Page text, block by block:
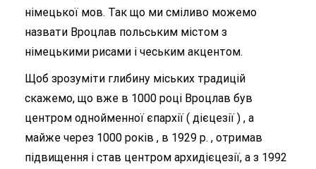
німецької мов. Так що ми сміливо можемо
назвати Вроцлав польським містом з
німецькими рисами і чеським акцентом.
Щоб зрозуміти глибину міських традицій
скажемо, що вже в 1000 році Вроцлав був
центром однойменної єпархії ( дієцезії ) , а
майже через 1000 років , в 1929 р. , отримав
підвищення і став центром архидієцезії, а з 1992